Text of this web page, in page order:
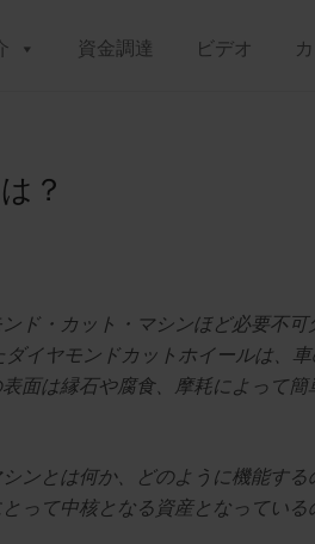
資金調達 ビデオ
？
ド・カット・マシンほど必要不
イヤモンドカットホイールは、
面は縁石や腐食、摩耗によって簡
ンとは何か、どのように機能す
って中核となる資産となっている